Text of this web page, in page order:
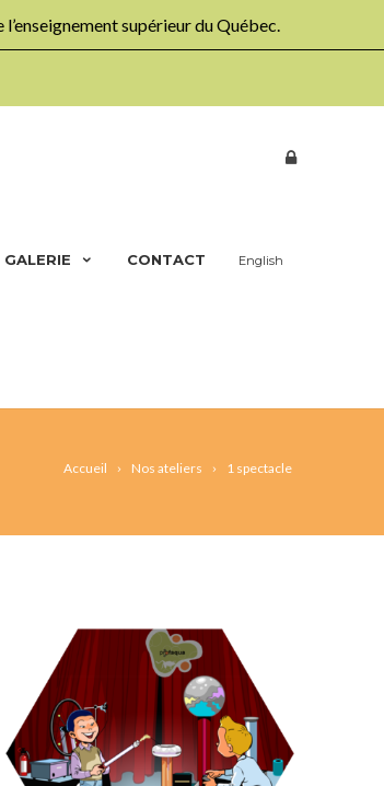
supérieur du Québec.
GALERIE CONTACT English
Accueil Nos ateliers 1 spectacle